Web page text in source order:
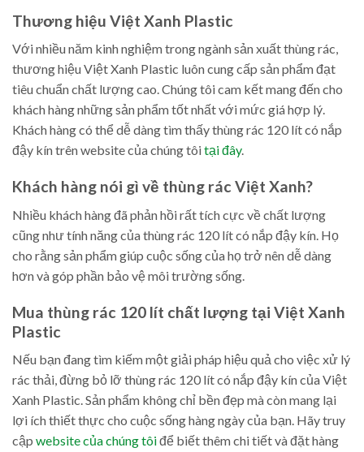
Thương hiệu Việt Xanh Plastic
Với nhiều năm kinh nghiệm trong ngành sản xuất thùng rác,
thương hiệu Việt Xanh Plastic luôn cung cấp sản phẩm đạt
tiêu chuẩn chất lượng cao. Chúng tôi cam kết mang đến cho
khách hàng những sản phẩm tốt nhất với mức giá hợp lý.
Khách hàng có thể dễ dàng tìm thấy thùng rác 120 lít có nắp
đậy kín trên website của chúng tôitại đây.
Khách hàng nói gì về thùng rác Việt Xanh?
Nhiều khách hàng đã phản hồi rất tích cực về chất lượng
cũng như tính năng của thùng rác 120 lít có nắp đậy kín. Họ
cho rằng sản phẩm giúp cuộc sống của họ trở nên dễ dàng
hơn và góp phần bảo vệ môi trường sống.
Mua thùng rác 120 lít chất lượng tại Việt Xanh
Plastic
Nếu bạn đang tìm kiếm một giải pháp hiệu quả cho việc xử lý
rác thải, đừng bỏ lỡ thùng rác 120 lít có nắp đậy kín của Việt
Xanh Plastic. Sản phẩm không chỉ bền đẹp mà còn mang lại
lợi ích thiết thực cho cuộc sống hàng ngày của bạn. Hãy truy
cập website của chúng tôiđể biết thêm chi tiết và đặt hàng